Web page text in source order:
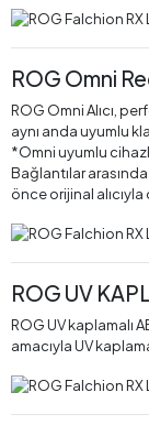
ROG Omni
ROG Omni Alıcı,
aynı anda uyumlu
*Omni uyumlu
Bağlantılar
önce orijinal alıcıyla
ROG UV
ROG UV kaplamalı
amacıyla UV